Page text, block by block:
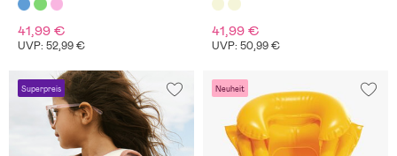
41,99 €
UVP: 52,99 €
41,99 €
UVP: 50,99 €
Superpreis Neuheit